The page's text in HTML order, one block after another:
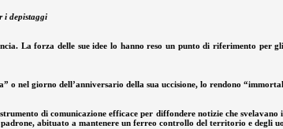
i depistaggi
La forza delle sue idee lo hanno reso un punto di riferimento per
o nel giorno dell’anniversario della sua uccisione, lo rendono
di comunicazione efficace per diffondere notizie che
abituato a mantenere un ferreo controllo del territorio e degli